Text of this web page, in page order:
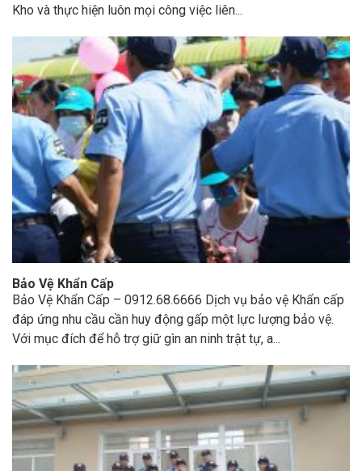
Kho và thực hiện luôn mọi công việc liên...
Bảo Vệ Khẩn Cấp
Bảo Vệ Khẩn Cấp – 0912.68.6666 Dịch vụ bảo vệ Khẩn cấp
đáp ứng nhu cầu cần huy động gấp một lực lượng bảo vệ.
Với mục đích để hỗ trợ giữ gìn an ninh trật tự, a...